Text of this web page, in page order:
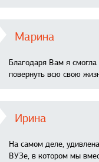
Марина
Благодаря Вам я смогла
повернуть всю свою
Ирина
На самом деле,
ВУЗе, в котором мы